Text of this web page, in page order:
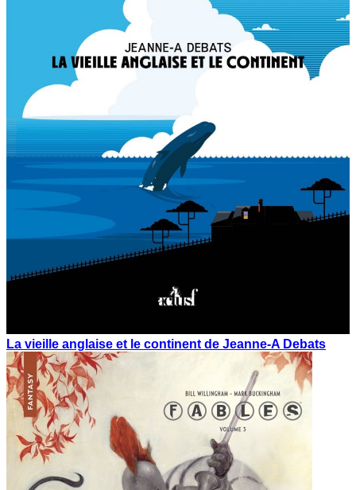
La vieille anglaise et le continent de Jeanne-A Debats